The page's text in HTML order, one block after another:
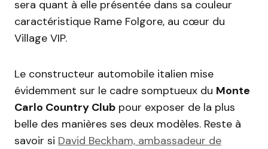
sera quant à elle présentée dans sa couleur
caractéristique Rame Folgore, au cœur du
Village VIP.
Le constructeur automobile italien mise
évidemment sur le cadre somptueux du Monte
Carlo Country Club pour exposer de la plus
belle des manières ses deux modèles. Reste à
savoir si David Beckham, ambassadeur de